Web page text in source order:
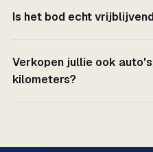
Is het bod echt
Verkopen jullie ook
kilometers?